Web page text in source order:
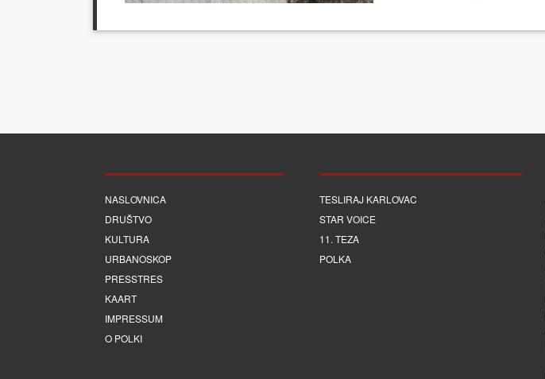
NASLOVNICA
DRUŠTVO
KULTURA
URBANOSKOP
PRESSTRES
KAART
IMPRESSUM
O POLKI
TESLIRAJ KARLOVAC
STAR VOICE
11. TEZA
POLKA